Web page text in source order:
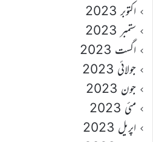
اکتوبر 2023
ستمبر 2023
اگست 2023
جولائی 2023
جون 2023
مئی 2023
اپریل 2023